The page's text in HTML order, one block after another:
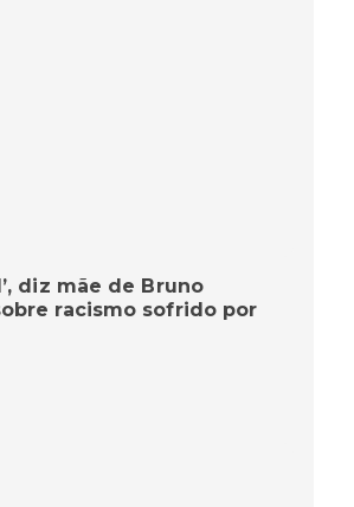
diz mãe de Bruno
racismo sofrido por